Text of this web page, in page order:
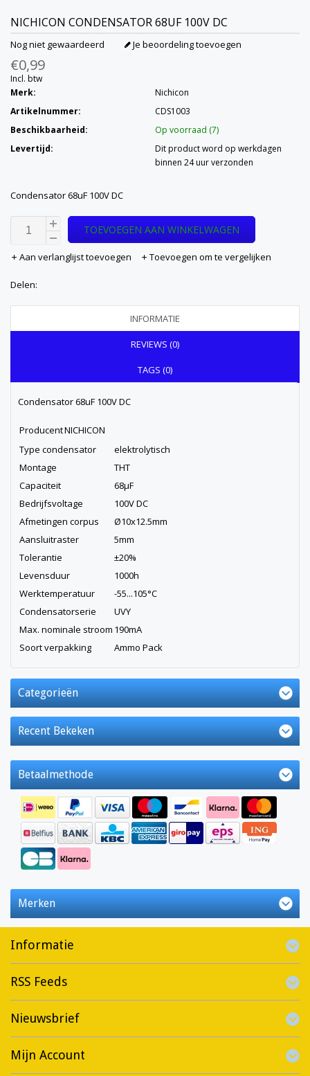
NICHICON CONDENSATOR 68UF 100V DC
Nog niet gewaardeerd Je beoordeling toevoegen
€0,99
Incl. btw
Merk:
Nichicon
Artikelnummer:
CDS1003
Beschikbaarheid:
Op voorraad (7)
Levertijd:
Dit product word op werkdagen
binnen 24 uur verzonden
Condensator 68uF 100V DC
TOEVOEGEN AAN WINKELWAGEN
Aan verlanglijst toevoegen Toevoegen om te vergelijken
Delen:
INFORMATIE
REVIEWS (0)
TAGS (0)
Condensator 68uF 100V DC
ProducentNICHICON
Type condensator
elektrolytisch
Montage
THT
Capaciteit
68µF
Bedrijfsvoltage
100V DC
Afmetingen corpus
Ø10x12.5mm
Aansluitraster
5mm
Tolerantie
±20%
Levensduur
1000h
Werktemperatuur
-55...105°C
Condensatorserie
UVY
Max. nominale stroom 190mA
Soort verpakking
Ammo Pack
Categorieën
Recent Bekeken
Betaalmethode
Merken
Informatie
RSS Feeds
Nieuwsbrief
Mijn Account